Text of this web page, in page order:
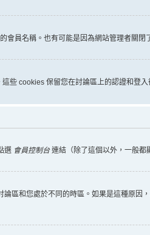
員名稱。也有可能是因為網站管理者關閉
些 cookies 保留您在討論區上的認證和登
選 會員控制台連結（除了這個以外，一般都
區和您處於不同的時區。如果是這種原